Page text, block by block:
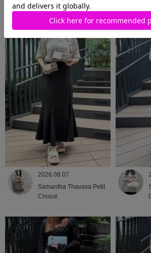
Samantha Thavasa
2026.08.07
Samantha Thavasa Petit
Choice